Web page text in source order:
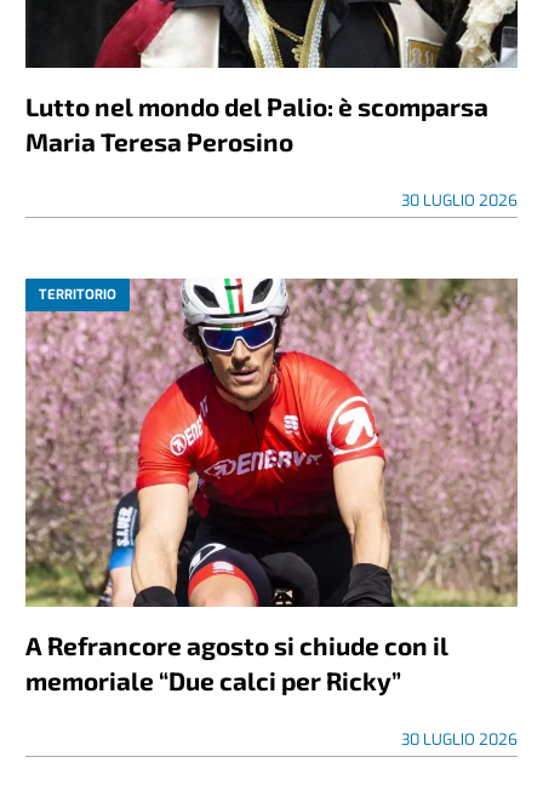
Lutto nel mondo del Palio: è scomparsa
Maria Teresa Perosino
30 LUGLIO 2026
TERRITORIO
A Refrancore agosto si chiude con il
memoriale “Due calci per Ricky”
30 LUGLIO 2026